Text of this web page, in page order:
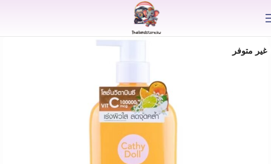
غير متوفر